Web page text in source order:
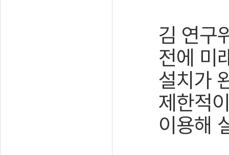
김 연구
전에 미
설치가
제한적
이용해